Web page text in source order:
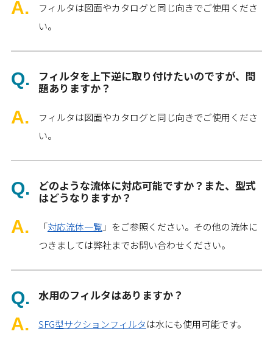
フィルタは図面やカタログと同じ向きでご使用くださ
い。
フィルタを上下逆に取り付けたいのですが、問
題ありますか？
フィルタは図面やカタログと同じ向きでご使用くださ
い。
どのような流体に対応可能ですか？また、型式
はどうなりますか？
「対応流体一覧 」をご参照ください。その他の流体に
つきましては弊社までお問い合わせください。
水用のフィルタはありますか？
SFG型サクションフィルタは水にも使用可能です。